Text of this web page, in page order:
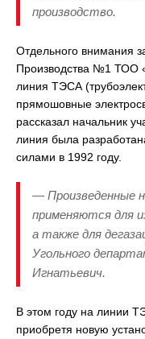
производство.
Отдельного внимания
Производства №1 ТОО
линия ТЭСА
прямошовные
рассказал начальник
линия была
силами в 1992 году.
— Произведенные
применяются для
а также для
Угольного
Игнатьевич.
В этом году на линии
приобретя новую